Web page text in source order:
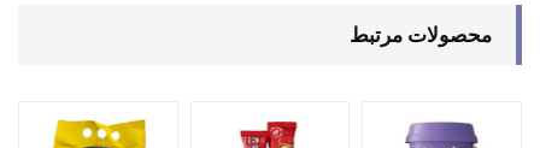
محصولات مرتبط